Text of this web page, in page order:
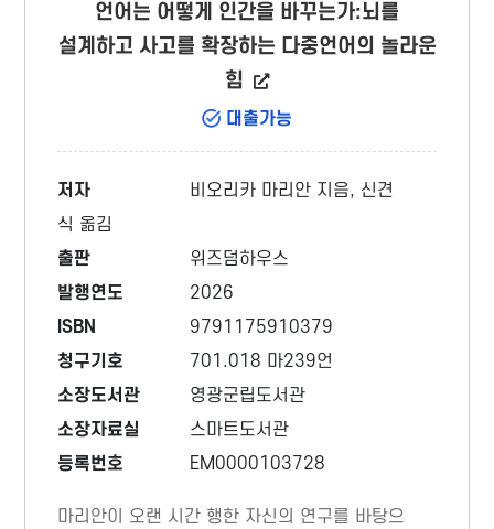
언어는 어떻게 인간을 바꾸는가:뇌를
설계하고 사고를 확장하는 다중언어의 놀라운
힘
대출가능
저자
비오리카 마리안 지음, 신견
식 옮김
출판
위즈덤하우스
발행연도
2026
ISBN
9791175910379
청구기호
701.018 마239언
소장도서관
영광군립도서관
소장자료실
스마트도서관
등록번호
EM0000103728
마리안이 오랜 시간 행한 자신의 연구를 바탕으